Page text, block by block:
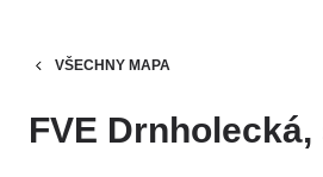
VŠECHNY MAPA
FVE Drnholecká,